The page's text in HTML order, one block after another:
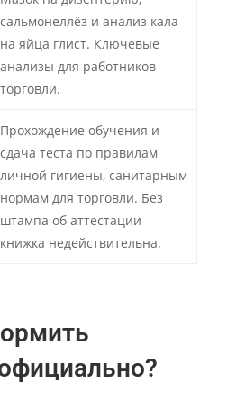
сальмонеллёз и анализ кала
на яйца глист. Ключевые
анализы для работников
торговли.
Прохождение обучения и
сдача теста по правилам
личной гигиены, санитарным
нормам для торговли. Без
штампа об аттестации
книжка недействительна.